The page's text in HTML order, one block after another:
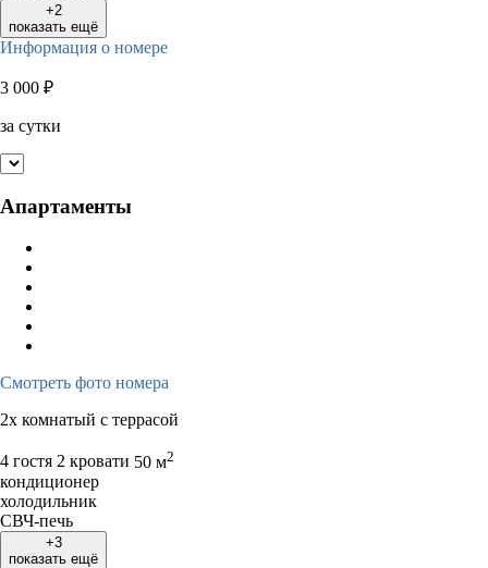
+2
показать ещё
Информация о номере
3 000 ₽
за сутки
Апартаменты
Смотреть фото номера
2х комнатый с террасой
4 гостя 2 кровати 50 м2
кондиционер
холодильник
СВЧ-печь
+3
показать ещё